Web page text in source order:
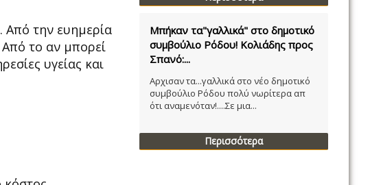
Από την ευημερία
Από το αν μπορεί
υγείας και
Μπήκαν τα"γαλλικά" στο δημοτικό
συμβούλιο Ρόδου! Κολιάδης προς
Σπανό:...
Αρχισαν τα...γαλλικά στο νέο δημοτικό
συμβούλιο Ρόδου πολύ νωρίτερα απ
ότι αναμενόταν!....Σε μια...
Περισσότερα